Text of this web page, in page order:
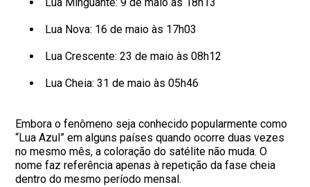
Lua Nova: 16 de maio às 17h03
Lua Crescente: 23 de maio às 08h12
Lua Cheia: 31 de maio às 05h46
Embora o fenômeno seja conhecido popularmente como
“Lua Azul” em alguns países quando ocorre duas vezes
no mesmo mês, a coloração do satélite não muda. O
nome faz referência apenas à repetição da fase cheia
dentro do mesmo período mensal.